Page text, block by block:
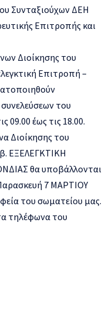
Συνταξιούχων ΔΕΗ
Επιτροπής και
Διοίκησης του
Επιτροπή –
του
09.00 έως τις 18.00.
Διοίκησης του
β. ΕΞΕΛΕΓΚΤΙΚΗ
θα υποβάλλονται
7 ΜΑΡΤΙΟΥ
του σωματείου μας.
τηλέφωνα του